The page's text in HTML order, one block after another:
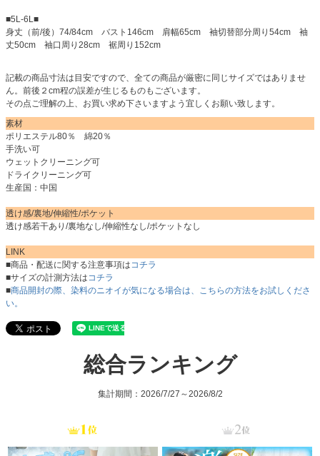
■5L-6L■
身丈（前/後）74/84cm バスト146cm 肩幅65cm 袖切替部分周り54cm 袖
丈50cm 袖口周り28cm 裾周り152cm
記載の商品寸法は目安ですので、全ての商品が厳密に同じサイズではありませ
ん。前後２cm程の誤差が生じるものもございます。
その点ご理解の上、お買い求め下さいますよう宜しくお願い致します。
素材
ポリエステル80％ 綿20％
手洗い可
ウェットクリーニング可
ドライクリーニング可
生産国：中国
透け感/裏地/伸縮性/ポケット
透け感若干あり/裏地なし/伸縮性なし/ポケットなし
LINK
■商品・配送に関する注意事項はコチラ
■サイズの計測方法はコチラ
■商品開封の際、染料のニオイが気になる場合は、こちらの方法をお試しくださ
い。
総合ランキング
集計期間：2026/7/27～2026/8/2